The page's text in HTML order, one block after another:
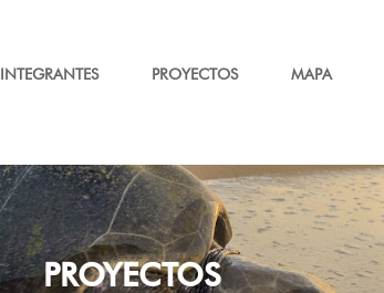
INTEGRANTES PROYECTOS MAPA
PROYECTOS